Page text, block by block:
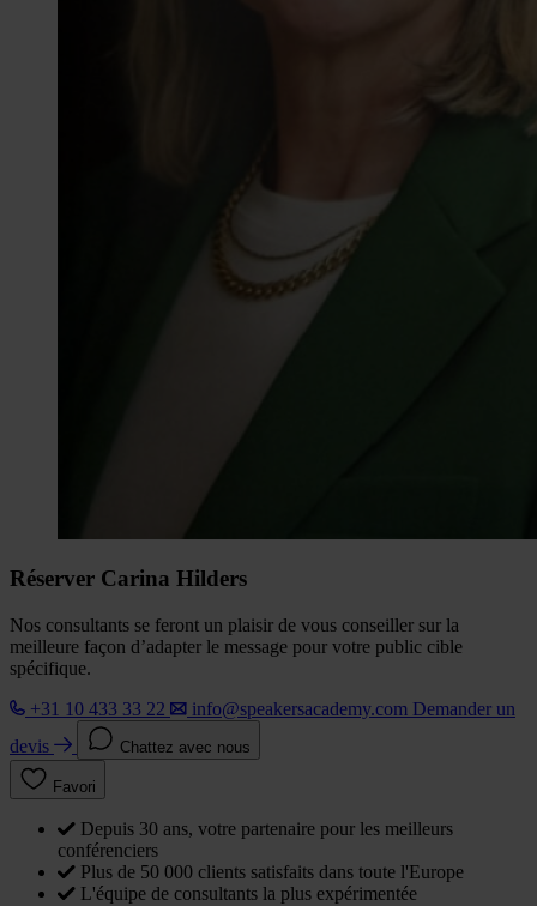
Réserver Carina Hilders
Nos consultants se feront un plaisir de vous conseiller sur la
meilleure façon d’adapter le message pour votre public cible
spécifique.
+31 10 433 33 22
info@speakersacademy.com Demander un
devis
Chattez avec nous
Favori
Depuis 30 ans, votre partenaire pour les meilleurs
conférenciers
Plus de 50 000 clients satisfaits dans toute l'Europe
L'équipe de consultants la plus expérimentée